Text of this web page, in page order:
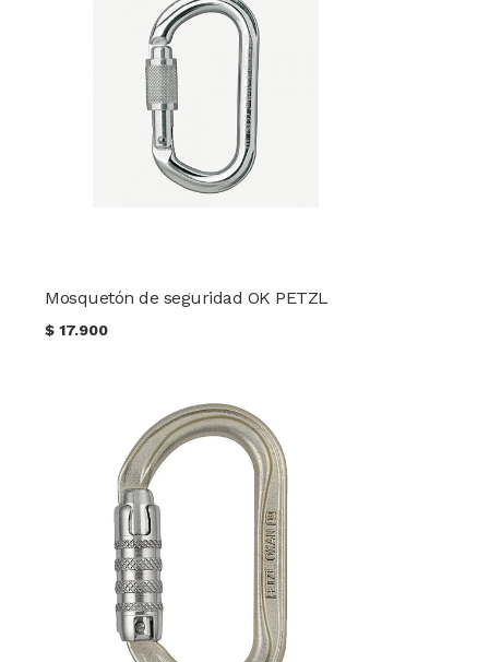
Mosquetón de seguridad OK PETZL
$17.900